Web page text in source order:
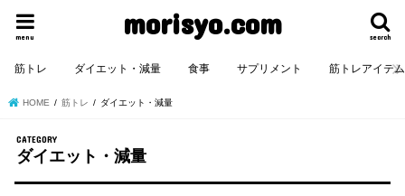
morisyo.com search
menu
筋トレ ダイエット・減量 食事 サプリメント 筋トレアイテム
HOME 筋トレ ダイエット・減量
ダイエット・減量